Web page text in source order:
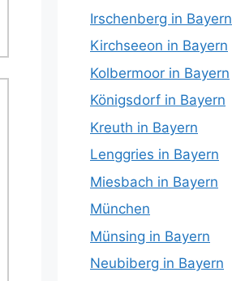
Irschenberg in Bayern
Kirchseeon in Bayern
Kolbermoor in Bayern
Königsdorf in Bayern
Kreuth in Bayern
Lenggries in Bayern
Miesbach in Bayern
München
Münsing in Bayern
Neubiberg in Bayern